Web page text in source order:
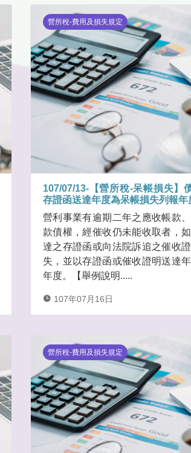
營所稅-費用及損失規定
107/07/13-【營所稅-呆帳損失】
存證函送達年度為呆帳損失列報年
營利事業有逾期二年之應收帳款
款債權，經催收仍未能收取者，
達之存證函或向法院訴追之催收
失，並以存證函或催收證明送達
年度。【舉例說明.....
107年07月16日
營所稅-費用及損失規定